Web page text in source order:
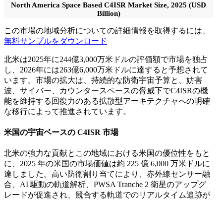
North America Space Based C4ISR Market Size, 2025 (USD
Billion)
この市場の地域分析についての詳細情報を取得するには、
無料サンプルをダウンロード
北米は2025年に244億3,000万米ドルの評価額で市場を独占
し、2026年には263億6,000万米ドルに達すると予想されて
います。市場の拡大は、持続的な防衛宇宙予算と、妨害
波、サイバー、カウンタースペースの脅威下でC4ISRの機
能を維持する回復力のある拡散型アーキテクチャへの明確
な移行によって推進されています。
米国の宇宙ベースの C4ISR 市場
北米の強力な貢献とこの地域における米国の優位性をもと
に、2025 年の米国の市場価値は約 225 億 6,000 万米ドルに
達しました。高い防衛割り当てにより、赤外線センサー融
合、AI 駆動の軌道解析、PWSA Tranche 2 衛星のアップグ
レードが促進され、競合する軌道でのリアルタイム追跡が